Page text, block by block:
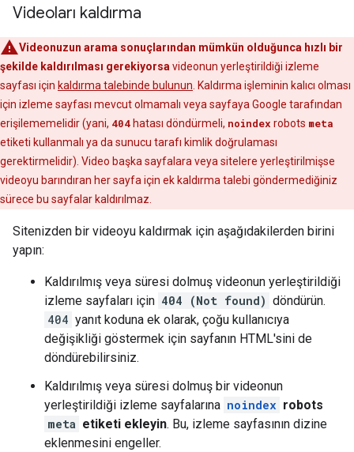
Videoları kaldırma
Videonuzun arama sonuçlarından mümkün olduğunca hızlı bir
şekilde kaldırılması gerekiyorsa videonun yerleştirildiği izleme
sayfası için kaldırma talebinde bulunun . Kaldırma işleminin kalıcı olması
için izleme sayfası mevcut olmamalı veya sayfaya Google tarafından
erişilememelidir (yani, 404 hatası döndürmeli, noindex robots meta
etiketi kullanmalı ya da sunucu tarafı kimlik doğrulaması
gerektirmelidir). Video başka sayfalara veya sitelere yerleştirilmişse
videoyu barındıran her sayfa için ek kaldırma talebi göndermediğiniz
sürece bu sayfalar kaldırılmaz.
Sitenizden bir videoyu kaldırmak için aşağıdakilerden birini
yapın:
Kaldırılmış veya süresi dolmuş videonun yerleştirildiği
izleme sayfaları için 404 (Not found) döndürün.
404 yanıt koduna ek olarak, çoğu kullanıcıya
değişikliği göstermek için sayfanın HTML'sini de
döndürebilirsiniz.
Kaldırılmış veya süresi dolmuş bir videonun
yerleştirildiği izleme sayfalarına noindex robots
meta etiketi ekleyin. Bu, izleme sayfasının dizine
eklenmesini engeller.